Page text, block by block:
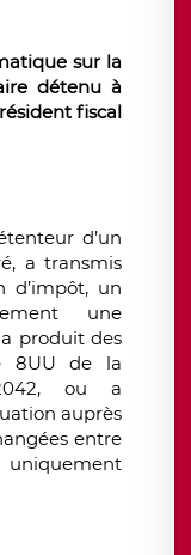
sur la
détenu à
fiscal
d’un
a transmis
d’impôt, un
une
produit des
8UU de la
ou a
auprès
entre